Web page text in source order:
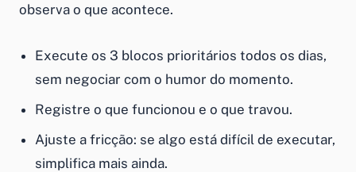
observa o que acontece.
Execute os 3 blocos prioritários todos os dias,
sem negociar com o humor do momento.
Registre o que funcionou e o que travou.
Ajuste a fricção: se algo está difícil de executar,
simplifica mais ainda.